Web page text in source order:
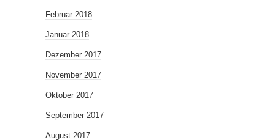
Februar 2018
Januar 2018
Dezember 2017
November 2017
Oktober 2017
September 2017
August 2017